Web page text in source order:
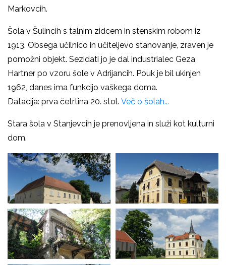
Markovcih.
Šola v Šulincih s talnim zidcem in stenskim robom iz
1913. Obsega učilnico in učiteljevo stanovanje, zraven je
pomožni objekt. Sezidati jo je dal industrialec Geza
Hartner po vzoru šole v Adrijancih. Pouk je bil ukinjen
1962, danes ima funkcijo vaškega doma.
Datacija: prva četrtina 20. stol. Več o šolah...
Stara šola v Stanjevcih je prenovljena in služi kot kulturni
dom.